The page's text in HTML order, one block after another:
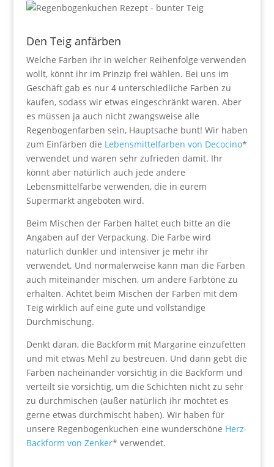
Den Teig anfärben
Welche Farben ihr in welcher Reihenfolge verwenden
wollt, könnt ihr im Prinzip frei wählen. Bei uns im
Geschäft gab es nur 4 unterschiedliche Farben zu
kaufen, sodass wir etwas eingeschränkt waren. Aber
es müssen ja auch nicht zwangsweise alle
Regenbogenfarben sein, Hauptsache bunt! Wir haben
zum Einfärben die Lebensmittelfarben von Decocino*
verwendet und waren sehr zufrieden damit. Ihr
könnt aber natürlich auch jede andere
Lebensmittelfarbe verwenden, die in eurem
Supermarkt angeboten wird.
Beim Mischen der Farben haltet euch bitte an die
Angaben auf der Verpackung. Die Farbe wird
natürlich dunkler und intensiver je mehr ihr
verwendet. Und normalerweise kann man die Farben
auch miteinander mischen, um andere Farbtöne zu
erhalten. Achtet beim Mischen der Farben mit dem
Teig wirklich auf eine gute und vollständige
Durchmischung.
Denkt daran, die Backform mit Margarine einzufetten
und mit etwas Mehl zu bestreuen. Und dann gebt die
Farben nacheinander vorsichtig in die Backform und
verteilt sie vorsichtig, um die Schichten nicht zu sehr
zu durchmischen (außer natürlich ihr möchtet es
gerne etwas durchmischt haben). Wir haben für
unsere Regenbogenkuchen eine wunderschöne Herz-
Backform von Zenker* verwendet.